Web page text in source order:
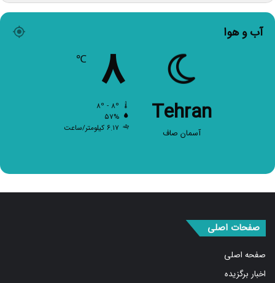
Tehran
۸
۸º - ۸º
۵۷%
صفحه اصلی